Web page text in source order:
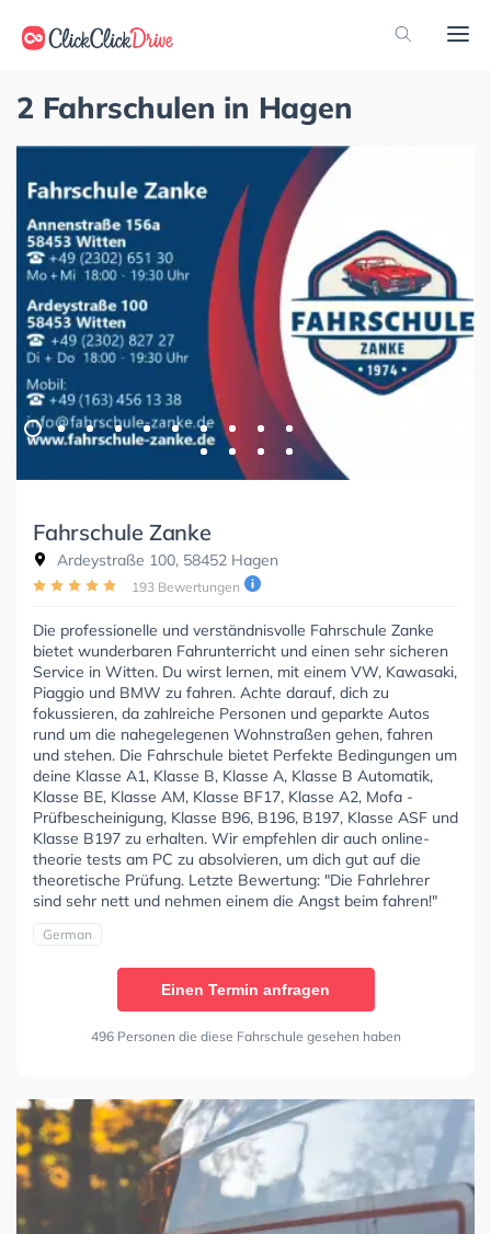
2 Fahrschulen in Hagen
Fahrschule Zanke
Ardeystraße 100, 58452 Hagen
193 Bewertungen
Die professionelle und verständnisvolle Fahrschule Zanke
bietet wunderbaren Fahrunterricht und einen sehr sicheren
Service in Witten. Du wirst lernen, mit einem VW, Kawasaki,
Piaggio und BMW zu fahren. Achte darauf, dich zu
fokussieren, da zahlreiche Personen und geparkte Autos
rund um die nahegelegenen Wohnstraßen gehen, fahren
und stehen. Die Fahrschule bietet Perfekte Bedingungen um
deine Klasse A1, Klasse B, Klasse A, Klasse B Automatik,
Klasse BE, Klasse AM, Klasse BF17, Klasse A2, Mofa -
Prüfbescheinigung, Klasse B96, B196, B197, Klasse ASF und
Klasse B197 zu erhalten. Wir empfehlen dir auch online-
theorie tests am PC zu absolvieren, um dich gut auf die
theoretische Prüfung. Letzte Bewertung: "Die Fahrlehrer
sind sehr nett und nehmen einem die Angst beim fahren!"
German
Einen Termin anfragen
496 Personen die diese Fahrschule gesehen haben